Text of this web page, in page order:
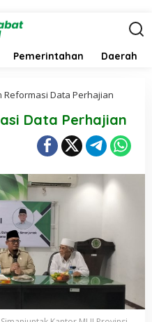
Pemerintahan Daerah
Reformasi Data Perhajian
Data Perhajian